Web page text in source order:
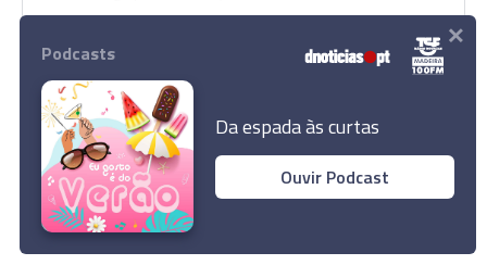
Podcasts
Da espada às curtas
Ouvir Podcast
×